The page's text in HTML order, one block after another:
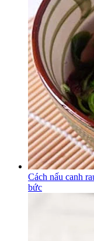
Cách nấu canh
bức